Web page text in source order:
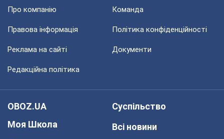
Про компанію Команда
Правова інформація Політика конфіденційності
Реклама на сайті Документи
Редакційна політика
OBOZ.UA
Моя Школа
Суспільство
Всі новини